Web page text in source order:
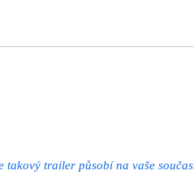
takový trailer působí na vaše